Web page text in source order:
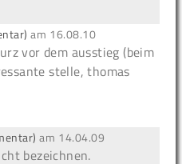
am 16.08.10
vor dem ausstieg (beim
stelle, thomas
am 14.04.09
bezeichnen.